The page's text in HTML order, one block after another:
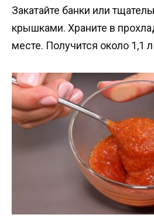
Закатайте банки или
крышками. Храните в
месте. Получится около 1,1 л